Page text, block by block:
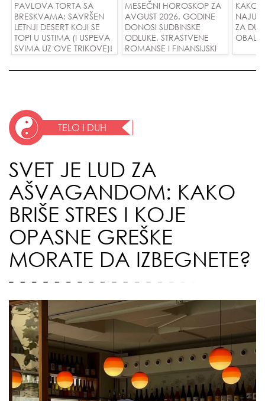
PAVLOVA TORTA SA
BRESKVAMA: SAVRŠEN
LETNJI DESERT KOJI SE
TOPI U USTIMA (I USPEVA
SVIMA UZ OVE TRIKOVE)!
MESEČNI HOROSKOP ZA
AVGUST 2026. GODINE
DONOSI SUDBINSKE
ODLUKE, STRASTVENE
ROMANSE I FINANSIJSKI
KAKO
ZA
TELO I DUH
SVET JE LUD ZA
AŠVAGANDOM: KAKO
BRIŠE STRES I KOJE
OPASNE GREŠKE
MORATE DA IZBEGNETE?